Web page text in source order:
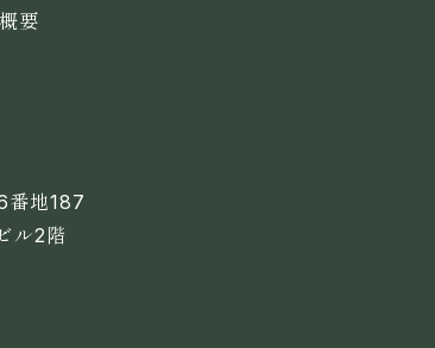
要
番地187
ル2階